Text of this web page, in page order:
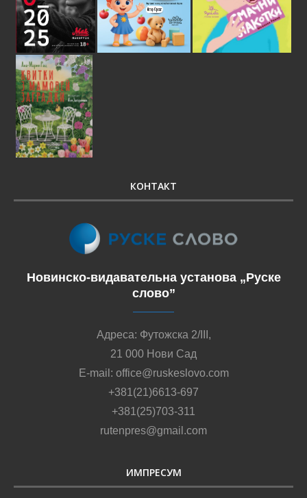
КОНТАКТ
Новинско-видавательна установа „Руске
слово”
Адреса: Футожска 2/III,
21 000 Нови Сад
E-mail: office@ruskeslovo.com
+381(21)6613-697
+381(25)703-311
rutenpres@gmail.com
ИМПРЕСУМ